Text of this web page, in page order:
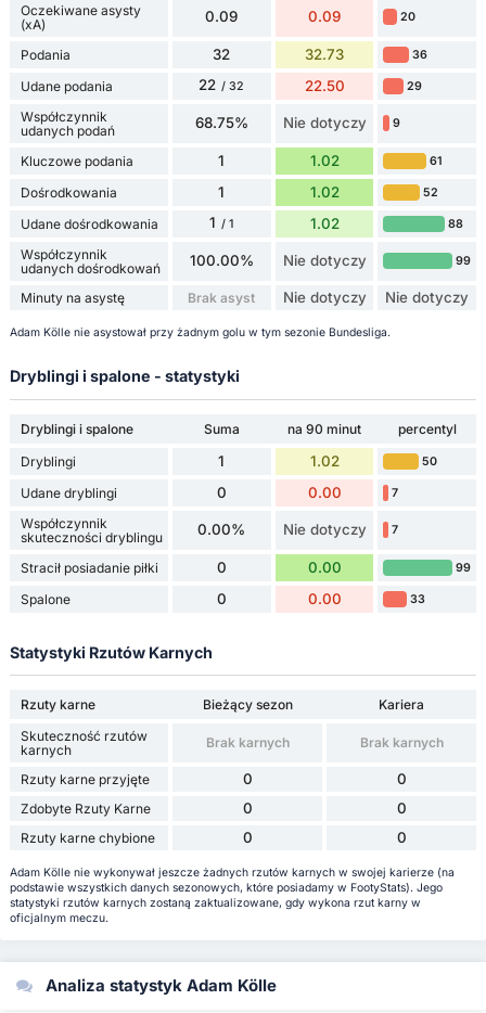
Oczekiwane asysty
(xA)
0.09 0.09 20
Podania 32 32.73 36
Udane podania 22 / 32 22.50 29
Współczynnik
udanych podań
68.75% Nie dotyczy 9
Kluczowe podania 1 1.02 61
Dośrodkowania 1 1.02 52
Udane dośrodkowania 1 / 1 1.02 88
Współczynnik
udanych dośrodkowań
100.00% Nie dotyczy 99
Minuty na asystę Brak asyst Nie dotyczy Nie dotyczy
Adam Kölle nie asystował przy żadnym golu w tym sezonie Bundesliga.
Dryblingi i spalone - statystyki
Dryblingi i spalone Suma na 90 minut
percentyl
Dryblingi
1 1.02 50
Udane dryblingi 0 0.00 7
Współczynnik
skuteczności dryblingu
0.00% Nie dotyczy 7
Stracił posiadanie piłki 0 0.00 99
Spalone 0 0.00 33
Statystyki Rzutów Karnych
Rzuty karne Bieżący sezon
Kariera
Skuteczność rzutów
karnych
Brak karnych Brak karnych
Rzuty karne przyjęte 0 0
Zdobyte Rzuty Karne 0 0
Rzuty karne chybione 0 0
Adam Kölle nie wykonywał jeszcze żadnych rzutów karnych w swojej karierze (na
podstawie wszystkich danych sezonowych, które posiadamy w FootyStats). Jego
statystyki rzutów karnych zostaną zaktualizowane, gdy wykona rzut karny w
oficjalnym meczu.
Analiza statystyk Adam Kölle